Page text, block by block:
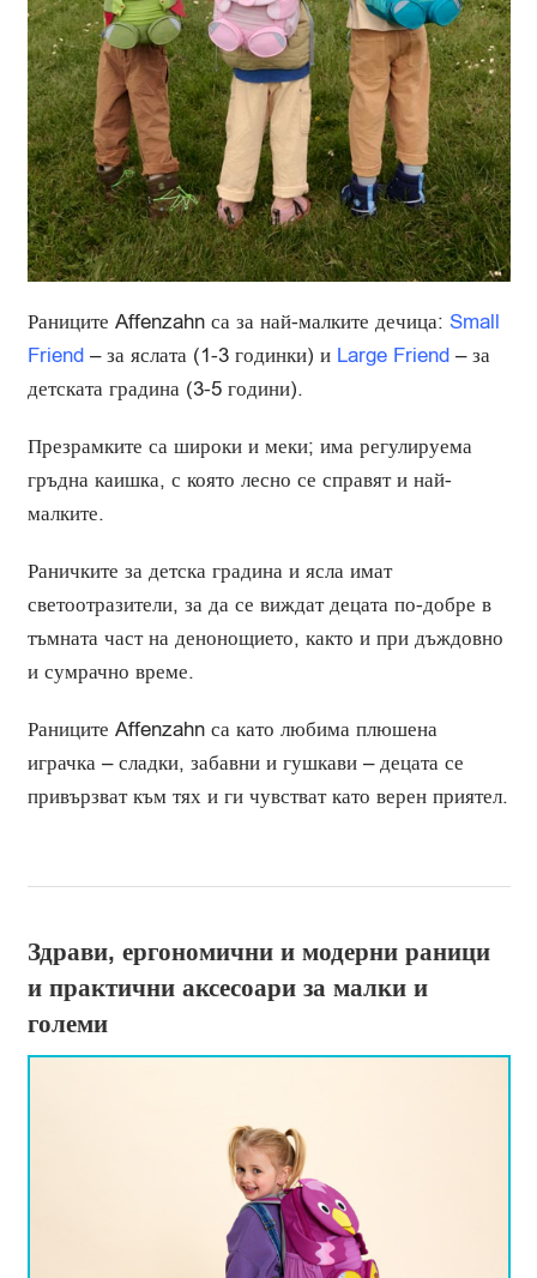
Раниците Affenzahn са за най-малките дечица:Small
Friend – за яслата (1-3 годинки) и Large Friend – за
детската градина (3-5 години).
Презрамките са широки и меки; има регулируема
гръдна каишка, с която лесно се справят и най-
малките.
Раничките за детска градина и ясла имат
светоотразители, за да се виждат децата по-добре в
тъмната част на денонощието, както и при дъждовно
и сумрачно време.
Раниците Affenzahn са като любима плюшена
играчка – сладки, забавни и гушкави – децата се
привързват към тях и ги чувстват като верен приятел.
Здрави, ергономични и модерни раници
и практични аксесоари за малки и
големи